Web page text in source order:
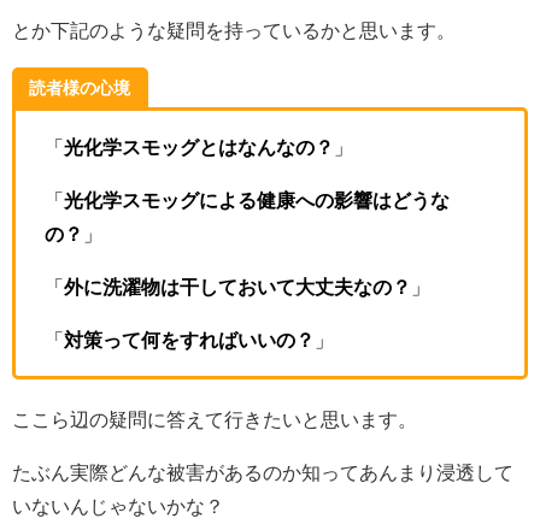
とか下記のような疑問を持っているかと思います。
読者様の心境
「 光化学スモッグとはなんなの？ 」
「 光化学スモッグによる健康への影響はどうな
の？ 」
「 外に洗濯物は干しておいて大丈夫なの？ 」
「 対策って何をすればいいの？ 」
ここら辺の疑問に答えて行きたいと思います。
たぶん実際どんな被害があるのか知ってあんまり浸透して
いないんじゃないかな？